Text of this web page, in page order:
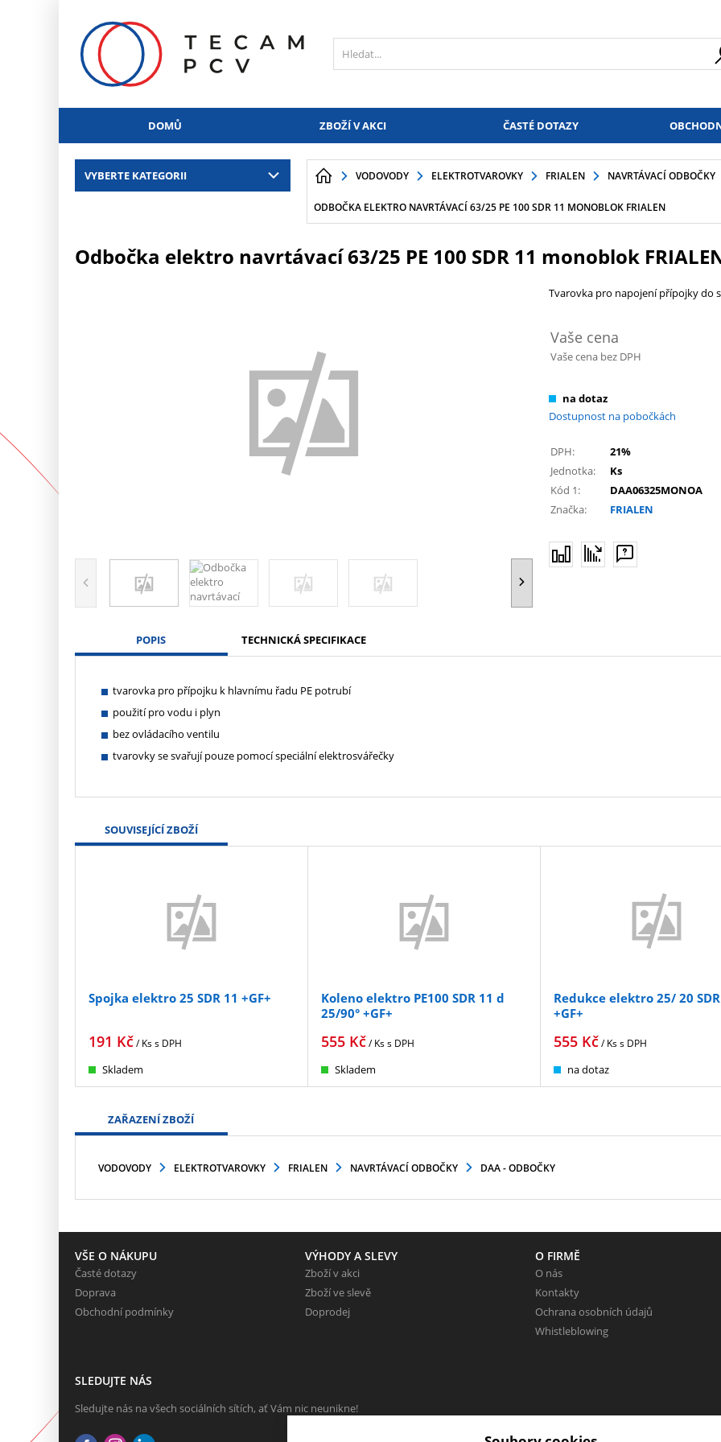
DOMŮ ZBOŽÍ V AKCI ČASTÉ DOTAZY
VYBERTE KATEGORII VODOVODY ELEKTROTVAROVKY FRIALEN NAVRTÁVACÍ ODBOČKY
ODBOČKA ELEKTRO NAVRTÁVACÍ 63/25 PE 100 SDR 11 MONOBLOK FRIALEN
Odbočka elektro navrtávací 63/25 PE 100 SDR 11 monoblok
Tvarovka pro napojení přípojky do
Vaše cena
Vaše cena bez DPH
na dotaz
Dostupnost na pobočkách
DPH:
21%
Jednotka:
Ks
Kód 1:
DAA06325MONOA
Značka:
FRIALEN
POPIS TECHNICKÁ SPECIFIKACE
tvarovka pro přípojku k hlavnímu řadu PE potrubí
použití pro vodu i plyn
bez ovládacího ventilu
tvarovky se svařují pouze pomocí speciální elektrosvářečky
SOUVISEJÍCÍ ZBOŽÍ
Spojka elektro 25 SDR 11 +GF+
191 Kč/ Kss DPH
Skladem
Koleno elektro PE100 SDR 11 d
25/90° +GF+
555Kč/ Kss DPH
Skladem
Redukce elektro 25/ 20
+GF+
555Kč/ Kss DPH
na dotaz
ZAŘAZENÍ ZBOŽÍ
VODOVODY ELEKTROTVAROVKY FRIALEN NAVRTÁVACÍ ODBOČKY DAA - ODBOČKY
VŠE O NÁKUPU
Časté dotazy
Doprava
Obchodní podmínky
VÝHODY A SLEVY
Zboží v akci
Zboží ve slevě
Doprodej
O FIRMĚ
O nás
Kontakty
Ochrana osobních údajů
Whistleblowing
SLEDUJTE NÁS
Sledujte nás na všech sociálních sítích, ať Vám nic neunikne!